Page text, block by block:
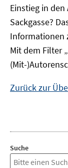
Einstieg in
Sackgasse?
Informationen
Mit dem Filter
(Mit-
Zurück zur
Suche